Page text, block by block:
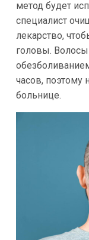
метод будет
специалист
лекарство,
головы.
часов, поэтому
больнице.